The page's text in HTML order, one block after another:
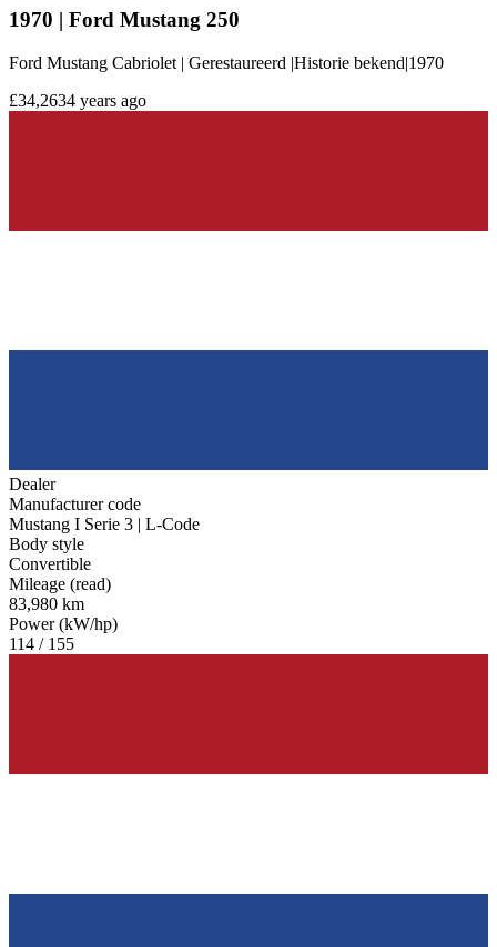
1970 | Ford Mustang 250
Ford Mustang Cabriolet | Gerestaureerd |Historie bekend|1970
£34,2634 years ago
Dealer
Manufacturer code
Mustang I Serie 3 | L-Code
Body style
Convertible
Mileage (read)
83,980 km
Power (kW/hp)
114 / 155